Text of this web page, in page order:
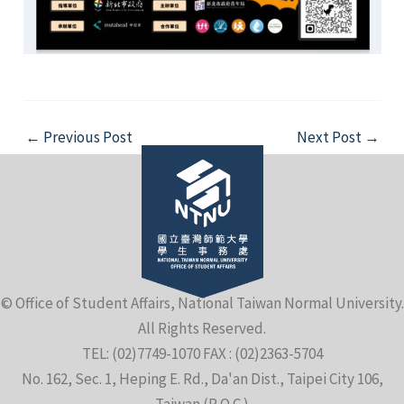
Post
navigation
← Previous Post Next Post →
© Office of Student Affairs, National Taiwan Normal University.
All Rights Reserved.
TEL: (02)7749-1070 FAX : (02)2363-5704
No. 162, Sec. 1, Heping E. Rd., Da'an Dist., Taipei City 106,